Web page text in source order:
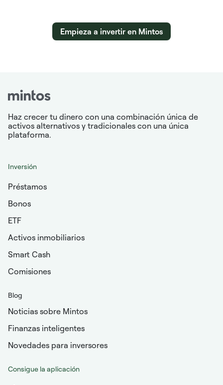
Empieza a invertir en Mintos
Haz crecer tu dinero con una combinación única de
activos alternativos y tradicionales con una única
plataforma.
Inversión
Préstamos
Bonos
ETF
Activos inmobiliarios
Smart Cash
Comisiones
Blog
Noticias sobre Mintos
Finanzas inteligentes
Novedades para inversores
Consigue la aplicación